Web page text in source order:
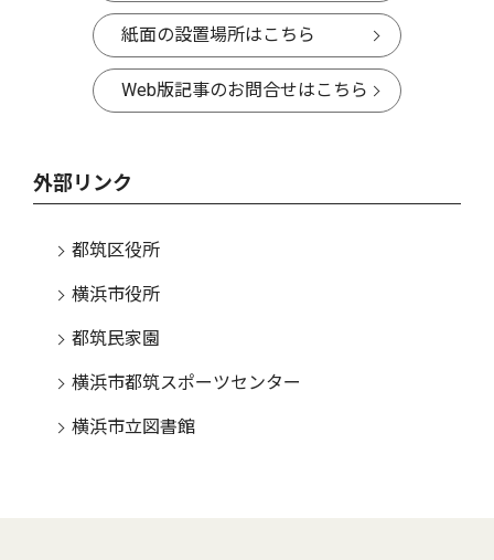
紙面の設置場所はこちら
Web版記事のお問合せはこちら
外部リンク
都筑区役所
横浜市役所
都筑民家園
横浜市都筑スポーツセンター
横浜市立図書館